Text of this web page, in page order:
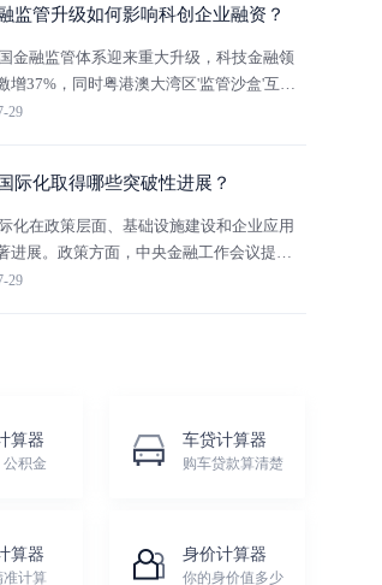
调整幅度。针对存量房贷客户和投资者提
略建议。
监管升级如何影响科创企业融资？
金融监管体系迎来重大升级，科技金融领
增37%，同时粤港澳大湾区'监管沙盒'互通
地。本文从穿透式监管、监管沙盒破局和
监管科技应用要求、处罚风险红线、跨境
多方面专业分析，旨在帮助科创企业更好
带来的融资环境变化。
29
际化取得哪些突破性进展？
化在政策层面、基础设施建设和企业应用
进展。政策方面，中央金融工作会议提
，中沙货币互换协议推动石油人民币结算
方面，中小企业可通过三阶段成本控制法
29
算器
公积金
车贷计算器
购车贷款算清楚
算器
准计算
身价计算器
你的身价值多少